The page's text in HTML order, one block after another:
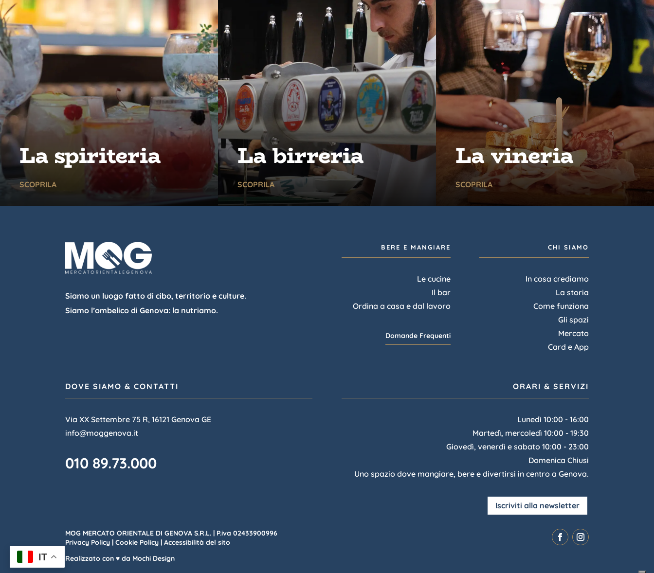
La spiriteria
SCOPRILA
La birreria
SCOPRILA
La vineria
SCOPRILA
Siamo un luogo fatto di cibo, territorio e culture.
Siamo l’ombelico di Genova: la nutriamo.
BERE E MANGIARE
Le cucine
Il bar
Ordina a casa e dal lavoro
Domande Frequenti
CHI SIAMO
In cosa crediamo
La storia
Come funziona
Gli spazi
Mercato
Card e App
DOVE SIAMO & CONTATTI
Via XX Settembre 75 R, 16121 Genova GE
info@moggenova.it
010 89.73.000
ORARI & SERVIZI
Lunedì 10:00 - 16:00
Martedì, mercoledì 10:00 - 19:30
Giovedì, venerdì e sabato 10:00 - 23:00
Domenica Chiusi
Uno spazio dove mangiare, bere e divertirsi in centro a Genova.
Iscriviti alla newsletter
MOG MERCATO ORIENTALE DI GENOVA S.R.L. | P.iva 02433900996
Privacy Policy |Cookie Policy |Accessibilità del sito
Realizzato con ♥ da Mochi Design
IT